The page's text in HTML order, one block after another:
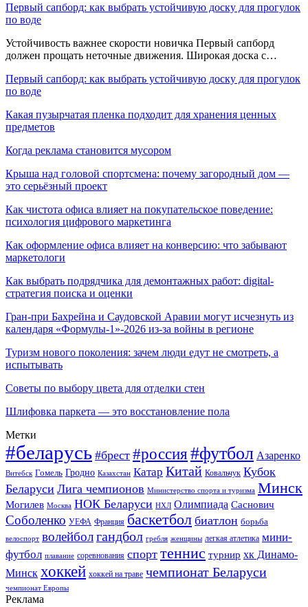
Первый сапборд: как выбрать устойчивую доску для прогулок
по воде
Устойчивость важнее скорости новичка Первый сапборд
должен прощать неточные движения. Широкая доска с…
Первый сапборд: как выбрать устойчивую доску для прогулок
по воде
Какая пузырчатая пленка подходит для хранения ценных
предметов
Когда реклама становится мусором
Крыша над головой спортсмена: почему загородный дом —
это серьёзный проект
Как чистота офиса влияет на покупательское поведение:
психология цифрового маркетинга
Как оформление офиса влияет на конверсию: что забывают
маркетологи
Как выбрать подрядчика для демонтажных работ: digital-
стратегия поиска и оценки
Гран-при Бахрейна и Саудовской Аравии могут исчезнуть из
календаря «Формулы-1»-2026 из-за войны в регионе
Туризм нового поколения: зачем люди едут не смотреть, а
испытывать
Советы по выбору цвета для отделки стен
Шлифовка паркета — это восстановление пола
Метки
#беларусь #брест #россия#футбол Азаренко
Витебск Гомель Гродно Казахстан Катар Китай Ковальчук Кубок
Беларуси Лига чемпионов Министерство спорта и туризма Минск
Могилев Москва НОК Беларуси НХЛ Олимпиада Саснович
Соболенко УЕФА Франция баскетбол биатлон борьба
велоспорт волейболгандбол гребля женщины легкая атлетика мини-
футбол плавание соревнования спорт теннис турнир хк Динамо-
Минск хоккей хоккей на траве чемпионат Беларуси
чемпионат Европы
Реклама